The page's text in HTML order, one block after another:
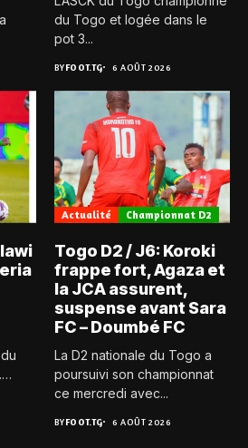
du Togo et logée dans le
pot 3...
BYFOOT.TG 6 AOÛT 2026
Actualité Championnat D2
Togo D2 / J6: Koroki
frappe fort, Agaza et
la JCA assurent,
suspense avant Sara
FC – Doumbé FC
La D2 nationale du Togo a
poursuivi son championnat
ce mercredi avec...
BYFOOT.TG 6 AOÛT 2026